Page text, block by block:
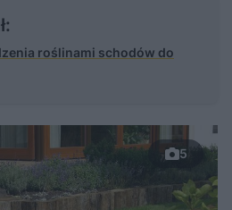
roślinami schodów do
5